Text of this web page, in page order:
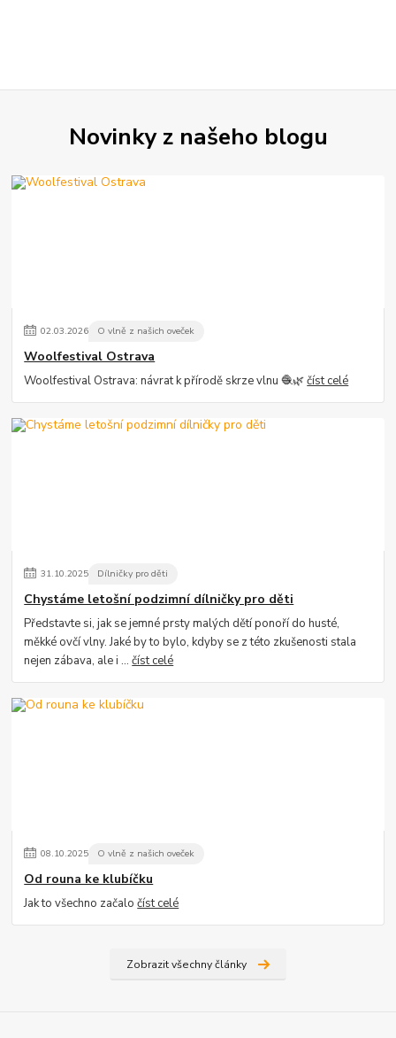
Novinky z našeho blogu
02.03.2026 O vlně z našich oveček
Woolfestival Ostrava
Woolfestival Ostrava: návrat k přírodě skrze vlnu 🧶🌿číst celé
31.10.2025 Dílničky pro děti
Chystáme letošní podzimní dílničky pro děti
Představte si, jak se jemné prsty malých dětí ponoří do husté,
měkké ovčí vlny. Jaké by to bylo, kdyby se z této zkušenosti stala
nejen zábava, ale i ...číst celé
08.10.2025 O vlně z našich oveček
Od rouna ke klubíčku
Jak to všechno začaločíst celé
Zobrazit všechny články